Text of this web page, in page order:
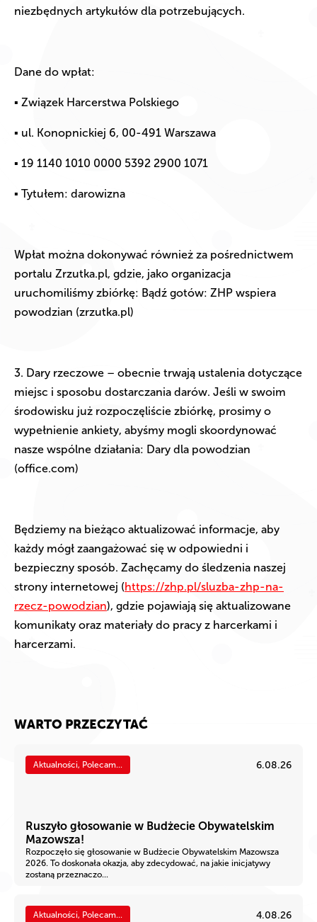
niezbędnych artykułów dla potrzebujących.
Dane do wpłat:
▪ Związek Harcerstwa Polskiego
▪ ul. Konopnickiej 6, 00-491 Warszawa
▪ 19 1140 1010 0000 5392 2900 1071
▪ Tytułem: darowizna
Wpłat można dokonywać również za pośrednictwem
portalu Zrzutka.pl, gdzie, jako organizacja
uruchomiliśmy zbiórkę: Bądź gotów: ZHP wspiera
powodzian (zrzutka.pl)
3. Dary rzeczowe – obecnie trwają ustalenia dotyczące
miejsc i sposobu dostarczania darów. Jeśli w swoim
środowisku już rozpoczęliście zbiórkę, prosimy o
wypełnienie ankiety, abyśmy mogli skoordynować
nasze wspólne działania: Dary dla powodzian
(office.com)
Będziemy na bieżąco aktualizować informacje, aby
każdy mógł zaangażować się w odpowiedni i
bezpieczny sposób. Zachęcamy do śledzenia naszej
strony internetowej (https://zhp.pl/sluzba-zhp-na-
rzecz-powodzian), gdzie pojawiają się aktualizowane
komunikaty oraz materiały do pracy z harcerkami i
harcerzami.
WARTO PRZECZYTAĆ
Aktualności, Polecam... 6.08.26
Ruszyło głosowanie w Budżecie Obywatelskim
Mazowsza!
Rozpoczęło się głosowanie w Budżecie Obywatelskim Mazowsza
2026. To doskonała okazja, aby zdecydować, na jakie inicjatywy
zostaną przeznaczo...
Aktualności, Polecam... 4.08.26